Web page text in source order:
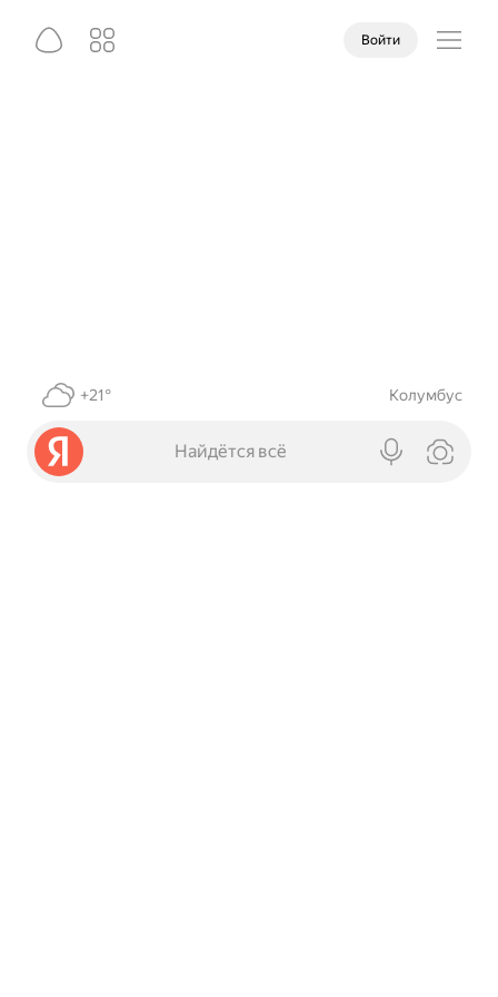
Войти
+21° Колумбус
Найдётся всё